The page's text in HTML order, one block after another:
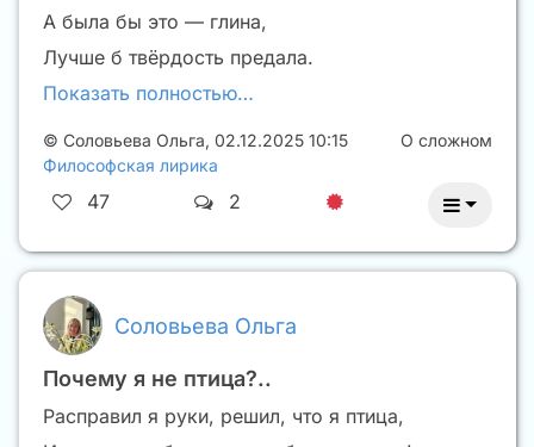
А была бы это — глина,
Лучше б твёрдость предала.
Показать полностью…
© Соловьева Ольга, 02.12.2025 10:15
Философская лирика
О сложном
47 2
Соловьева Ольга
Почему я не птица?..
Расправил я руки, решил, что я птица,